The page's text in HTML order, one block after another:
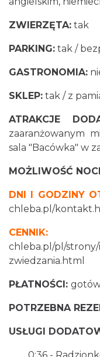
ZWIERZĘTA: tak
PARKING: tak /
GASTRONOMIA:
SKLEP: tak / z
ATRAKCJE
zaaranżowanym
sala "Bacówka" w
MOŻLIWOŚĆ
DNI I GODZINY
chleba.pl/
chleba.pl/pl/
zwiedzania.html
PŁATNOŚCI:
POTRZEBNA
USŁUGI
0:36-